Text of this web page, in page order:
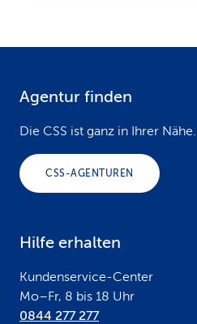
Agentur finden
Die CSS ist ganz in Ihrer Nähe.
CSS-AGENTUREN
Hilfe erhalten
Kundenservice-Center
Mo–Fr, 8 bis 18 Uhr
0844 277 277